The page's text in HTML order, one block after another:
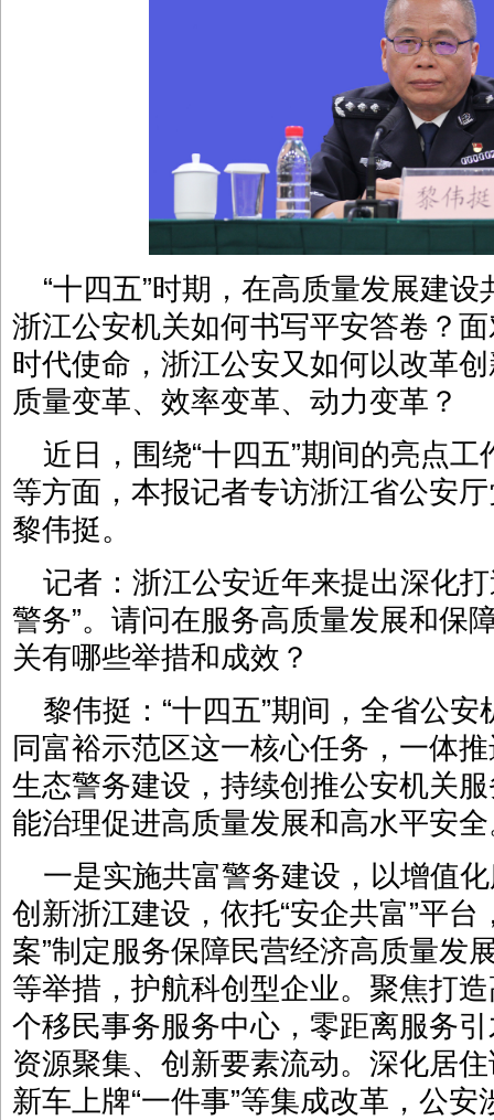
“十四五”时期，在高质量发展建
浙江公安机关如何书写平安答卷？
时代使命，浙江公安又如何以改革
质量变革、效率变革、动力变革？
近日，围绕“十四五”期间的亮点
等方面，本报记者专访浙江省公安
黎伟挺。
记者：浙江公安近年来提出深化
警务”。请问在服务高质量发展和保
关有哪些举措和成效？
黎伟挺：“十四五”期间，全省公
同富裕示范区这一核心任务，一体
生态警务建设，持续创推公安机关
能治理促进高质量发展和高水平安
一是实施共富警务建设，以增值
创新浙江建设，依托“安企共富”平台
案”制定服务保障民营经济高质量发
等举措，护航科创型企业。聚焦打
个移民事务服务中心，零距离服务
资源聚集、创新要素流动。深化居
新车上牌“一件事”等集成改革，公安